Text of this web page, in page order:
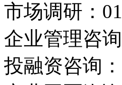
市场调研：
企业管理咨询
投融资咨询：